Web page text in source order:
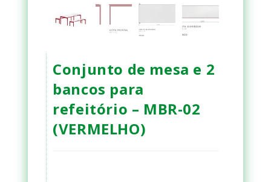
Conjunto de mesa e 2
bancos para
refeitório – MBR-02
(VERMELHO)